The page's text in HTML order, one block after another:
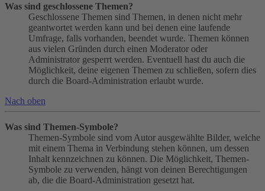
Was sind geschlossene Themen?
Geschlossene Themen sind Themen, in denen nicht mehr
geantwortet werden kann und bei denen eine laufende
Umfrage, falls vorhanden, beendet wurde. Themen können
aus vielen Gründen durch einen Moderator oder
Administrator gesperrt werden. Eventuell hast du auch die
Möglichkeit, deine eigenen Themen zu schließen, sofern dies
durch die Board-Administration erlaubt wurde.
Nach oben
Was sind Themen-Symbole?
Themen-Symbole sind vom Autor ausgewählte Bilder, welche
mit einem Thema in Verbindung stehen können, um dessen
Inhalt kennzeichnen zu können. Die Möglichkeit, Themen-
Symbole zu verwenden, hängt von deinen Berechtigungen
ab, die die Board-Administration gesetzt hat.